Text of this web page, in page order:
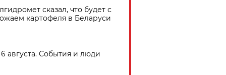
сказал, что будет с
картофеля в Беларуси
6 августа. События и люди